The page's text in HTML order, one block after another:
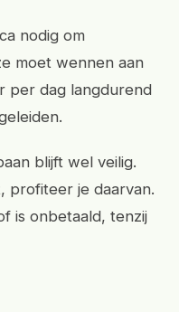
nodig om
moet wennen aan
per dag langdurend
blijft wel veilig.
profiteer je daarvan.
is onbetaald, tenzij